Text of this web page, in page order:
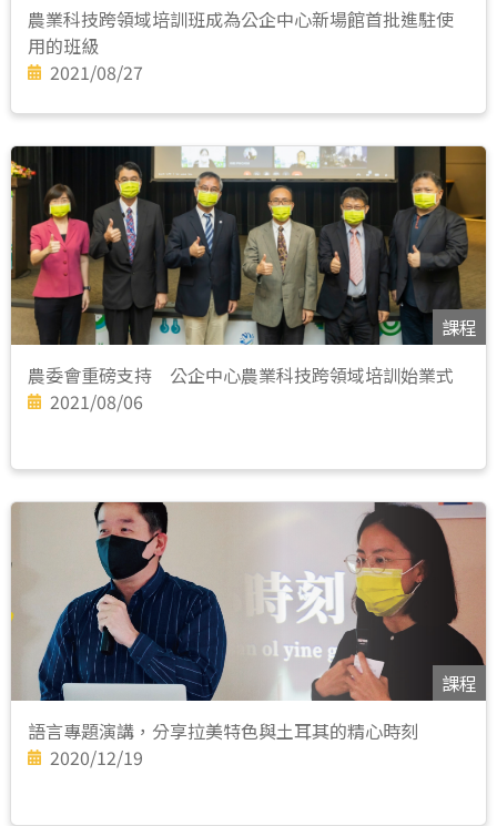
農業科技跨領域培訓班成為公企中心新場館首批進駐使
用的班級
2021/08/27
課程
農委會重磅支持 公企中心農業科技跨領域培訓始業式
2021/08/06
課程
語言專題演講，分享拉美特色與土耳其的精心時刻
2020/12/19